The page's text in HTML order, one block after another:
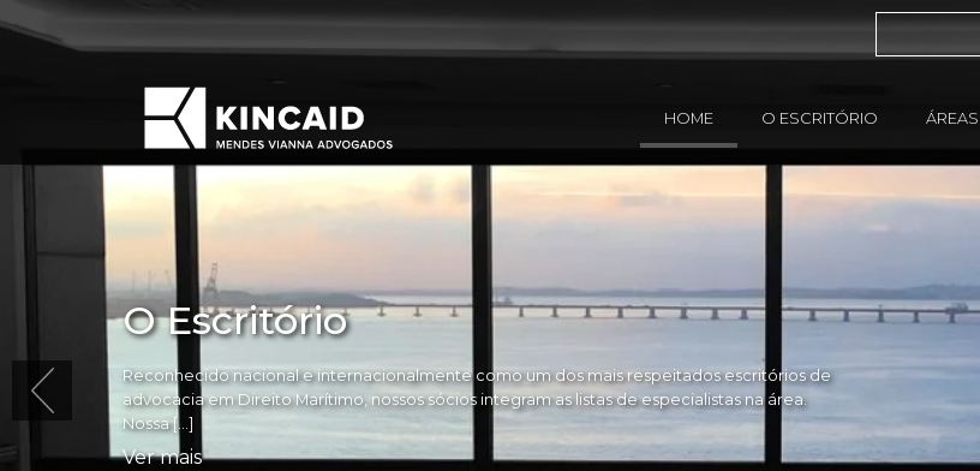
HOME O ESCRITÓRIO
O Escritório
Reconhecido nacional e internacionalmente como um dos mais respeitados escritórios de
advocacia em Direito Marítimo, nossos sócios integram as listas de especialistas na área.
Nossa […]
Ver mais